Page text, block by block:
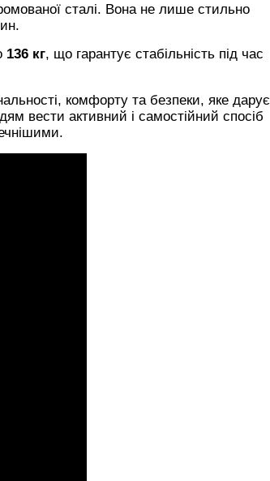
сталі. Вона не лише стильно
136 кг, що гарантує стабільність під час
комфорту та безпеки, яке дарує
вести активний і самостійний спосіб